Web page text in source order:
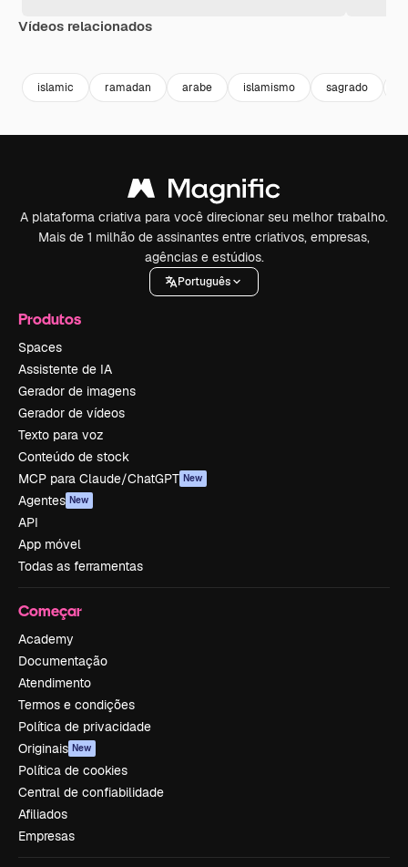
Vídeos relacionados
islamic ramadan arabe islamismo sagrado
A plataforma criativa para você direcionar seu melhor trabalho.
Mais de 1 milhão de assinantes entre criativos, empresas,
agências e estúdios.
Português
Produtos
Spaces
Assistente de IA
Gerador de imagens
Gerador de vídeos
Texto para voz
Conteúdo de stock
MCP para Claude/ChatGPT New
Agentes New
API
App móvel
Todas as ferramentas
Começar
Academy
Documentação
Atendimento
Termos e condições
Política de privacidade
Originais New
Política de cookies
Central de confiabilidade
Afiliados
Empresas